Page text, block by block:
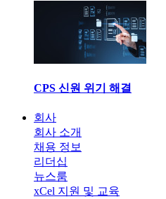
CPS 신원 위기 해결
회사
회사 소개
채용 정보
리더십
뉴스룸
xCel 지원 및 교육